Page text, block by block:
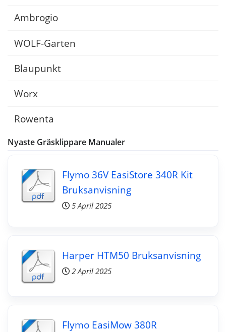
Ambrogio
WOLF-Garten
Blaupunkt
Worx
Rowenta
Nyaste Gräsklippare Manualer
Flymo 36V EasiStore 340R Kit
Bruksanvisning
5 April 2025
Harper HTM50 Bruksanvisning
2 April 2025
Flymo EasiMow 380R